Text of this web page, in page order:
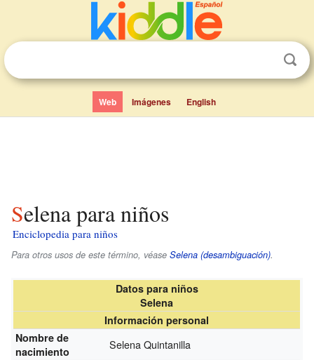
Web Imágenes English
Selena para niños
Enciclopedia para niños
Para otros usos de este término, véase Selena (desambiguación).
Datos para niños
Selena
Información personal
Nombre de
nacimiento
Selena Quintanilla